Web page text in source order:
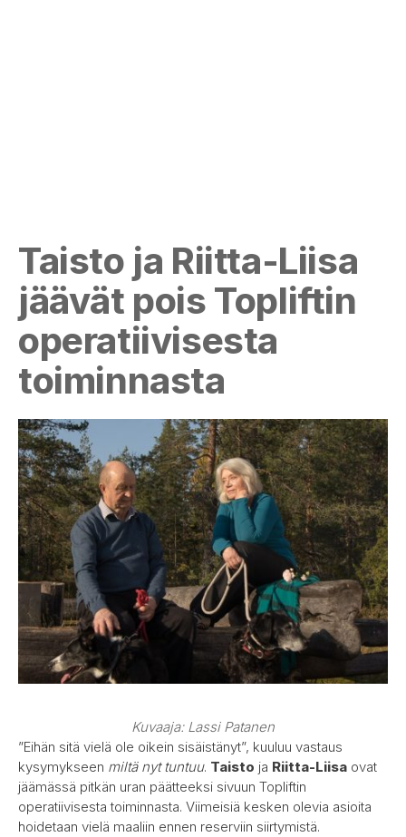
Taisto ja Riitta-Liisa
jäävät pois Topliftin
operatiivisesta
toiminnasta
Kuvaaja: Lassi Patanen
”Eihän sitä vielä ole oikein sisäistänyt”, kuuluu vastaus
kysymykseen miltä nyt tuntuu. Taisto ja Riitta-Liisa ovat
jäämässä pitkän uran päätteeksi sivuun Topliftin
operatiivisesta toiminnasta. Viimeisiä kesken olevia asioita
hoidetaan vielä maaliin ennen reserviin siirtymistä.